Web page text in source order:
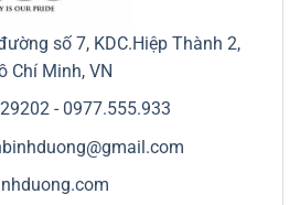
số 7, KDC.Hiệp Thành 2,
Chí Minh, VN
- 0977.555.933